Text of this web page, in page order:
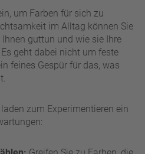
um Farben für sich zu
im Alltag können Sie
guttun und wie sie Ihre
geht dabei nicht um feste
feines Gespür für das, was
zum Experimentieren ein